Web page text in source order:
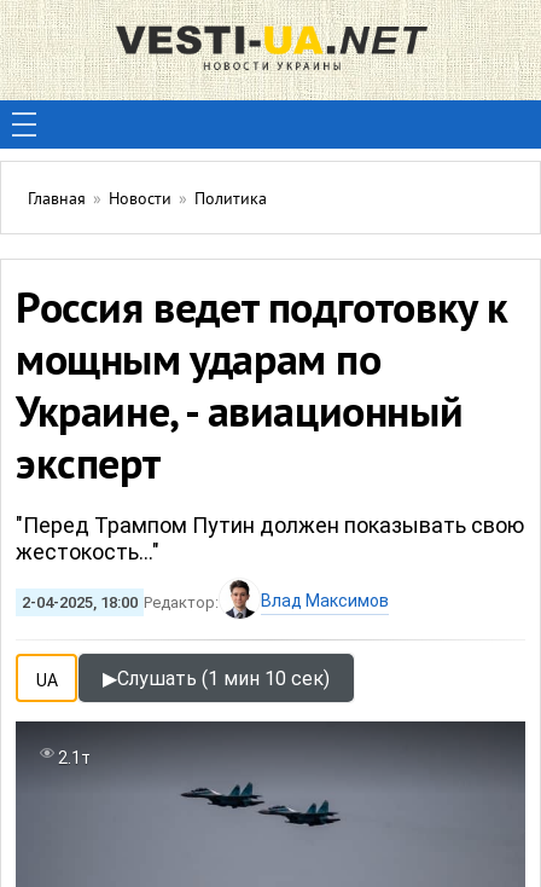
Главная » Новости » Политика
Россия ведет подготовку к
мощным ударам по
Украине, - авиационный
эксперт
"Перед Трампом Путин должен показывать свою
жестокость..."
2-04-2025, 18:00 Редактор: Влад Максимов
UA ▶Слушать (1 мин 10 сек)
2.1т